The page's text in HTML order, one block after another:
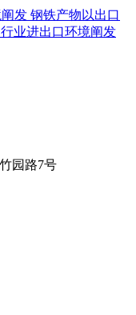
发 钢铁产物以出口
业进出口环境阐发
园路7号